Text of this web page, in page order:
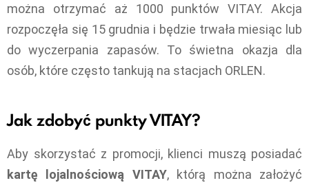
można otrzymać aż 1000 punktów VITAY. Akcja
rozpoczęła się 15 grudnia i będzie trwała miesiąc lub
do wyczerpania zapasów. To świetna okazja dla
osób, które często tankują na stacjach ORLEN.
Jak zdobyć punkty VITAY?
Aby skorzystać z promocji, klienci muszą posiadać
kartę lojalnościową VITAY, którą można założyć